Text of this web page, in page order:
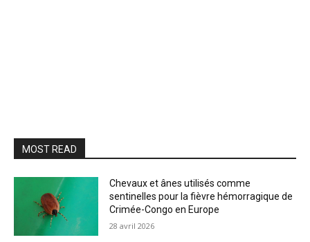
MOST READ
Chevaux et ânes utilisés comme
sentinelles pour la fièvre hémorragique de
Crimée-Congo en Europe
28 avril 2026